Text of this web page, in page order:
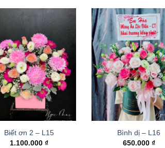
Biết ơn 2 – L15
1.100.000 ₫
Bình dị – L16
650.000 ₫